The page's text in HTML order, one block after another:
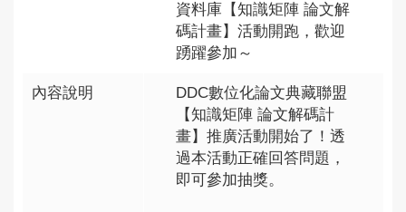
資料庫【知識矩陣 論文解
碼計畫】活動開跑，歡迎
踴躍參加～
內容說明
DDC數位化論文典藏聯盟
【知識矩陣 論文解碼計
畫】推廣活動開始了！透
過本活動正確回答問題，
即可參加抽獎。